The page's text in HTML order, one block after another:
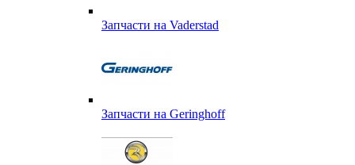
Запчасти на Vaderstad
Запчасти на Geringhoff